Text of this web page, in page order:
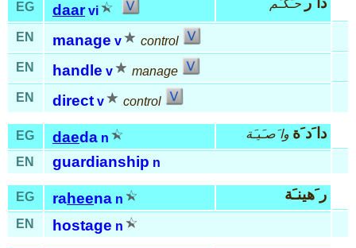
EG daar vi
حـَكـَم
EN manage v
control
EN
handle v
manage
EN
direct v control
EG daeda n دا َد َة وا َصـَيـَة
EN guardianship n
EG raheena n ر َهينـَة
EN hostage n